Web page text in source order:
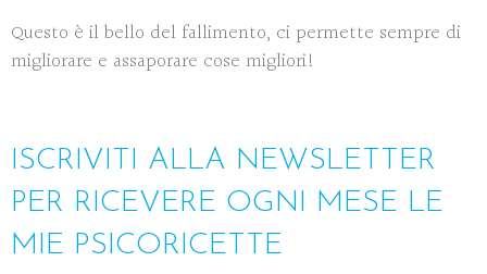
Questo è il bello del fallimento, ci permette sempre di
migliorare e assaporare cose migliori!
ISCRIVITI ALLA NEWSLETTER
PER RICEVERE OGNI MESE LE
MIE PSICORICETTE